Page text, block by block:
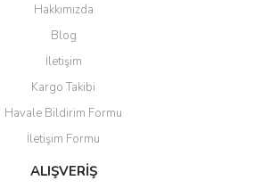
bozuk veya görüntülenemiyor.
eksik bilgiler bulunuyor.
bulunuyor.
daha pahalı.
alternatifler olmalı.
Hakkımızda
Blog
İletişim
Kargo Takibi
Havale Bildirim Formu
İletişim Formu
ALIŞVERİŞ